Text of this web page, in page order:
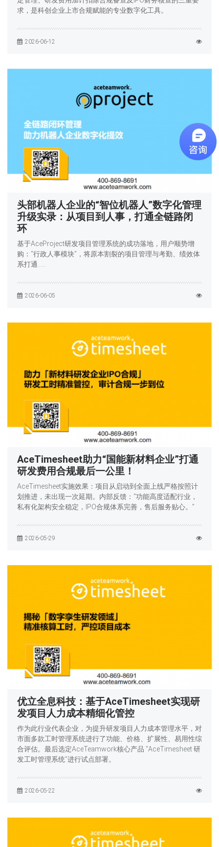
求，是科创企业上市合规赋能的专业数字化工具。
2026-06-12
头部机器人企业的“智位机器人”数字化管理
升级实录：从项目到人事，打通全链路闭
环
基于AceProject研发项目管理系统的成功落地，用户顺势增
购：“行政人事模块”，将原本割裂的项目管理与考勤、绩效体
系打通……
2026-06-05
AceTimesheet助力“国能新材料企业”打通
研发费用合规最后一公里！
AceTimesheet实施效果：项目从启动到全面上线严格按照计
划推进，未出现一次延期。内部反馈：“功能高度适配行业，
私有化架构安全稳定，IPO合规体系完善，售后服务贴心。”
2026-05-29
优立全息科技：基于AceTimesheet实现研
发项目人力成本精细化管控
作为此行业代表企业，为提升研发项目人力成本管理水平，对
市面多款工时管理系统进行了功能、价格、扩展性、易用性综
合评估。最后选定AceTeamwork核心产品 “AceTimesheet 研
发工时管理系统”进行试点部署。
2026-05-22